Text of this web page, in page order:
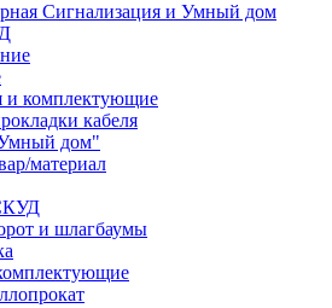
Сигнализация и Умный дом
и комплектующие
кабеля
дом"
материал
и шлагбаумы